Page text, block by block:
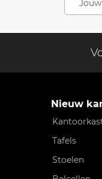
Nieuw
Tafels
Stoelen